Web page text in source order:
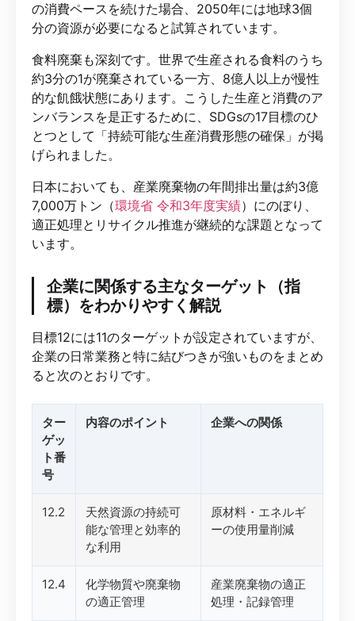
の消費ペースを続けた場合、2050年には地球3個
分の資源が必要になると試算されています。
食料廃棄も深刻です。世界で生産される食料のうち
約3分の1が廃棄されている一方、8億人以上が慢性
的な飢餓状態にあります。こうした生産と消費のア
ンバランスを是正するために、SDGsの17目標のひ
とつとして「持続可能な生産消費形態の確保」が掲
げられました。
日本においても、産業廃棄物の年間排出量は約3億
7,000万トン（環境省 令和3年度実績）にのぼり、
適正処理とリサイクル推進が継続的な課題となって
います。
企業に関係する主なターゲット（指
標）をわかりやすく解説
目標12には11のターゲットが設定されていますが、
企業の日常業務と特に結びつきが強いものをまとめ
ると次のとおりです。
ター
ゲッ
ト番
号
内容のポイント 企業への関係
12.2
天然資源の持続可
能な管理と効率的
な利用
原材料・エネルギ
ーの使用量削減
12.4
化学物質や廃棄物
の適正管理
産業廃棄物の適正
処理・記録管理